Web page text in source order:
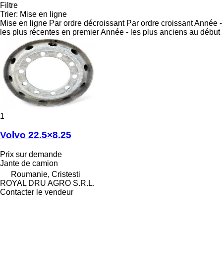
Filtre
Trier: Mise en ligne
Mise en ligne Par ordre décroissant Par ordre croissantAnnée -
les plus récentes en premierAnnée - les plus anciens au début
1
Volvo 22.5×8.25
Prix sur demande
Jante de camion
Roumanie, Cristesti
ROYAL DRU AGRO S.R.L.
Contacter le vendeur